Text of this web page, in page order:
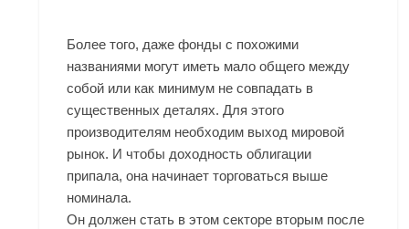
Более того, даже фонды с похожими
названиями могут иметь мало общего между
собой или как минимум не совпадать в
существенных деталях. Для этого
производителям необходим выход мировой
рынок. И чтобы доходность облигации
припала, она начинает торговаться выше
номинала.
Он должен стать в этом секторе вторым после